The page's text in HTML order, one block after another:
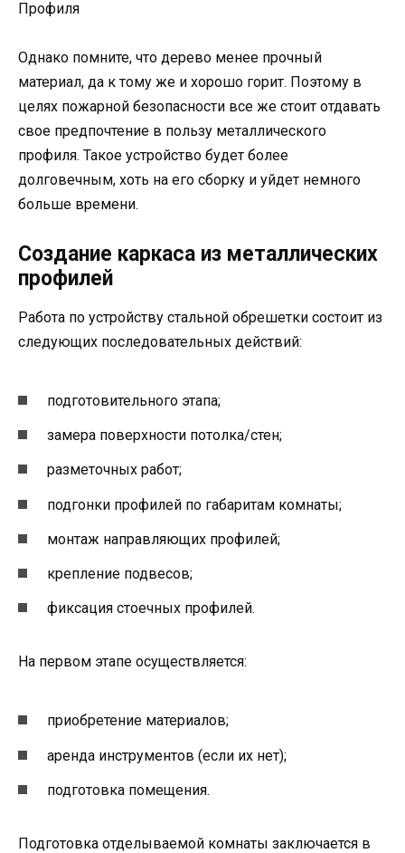
Профиля
Однако помните, что дерево менее прочный
материал, да к тому же и хорошо горит. Поэтому в
целях пожарной безопасности все же стоит отдавать
свое предпочтение в пользу металлического
профиля. Такое устройство будет более
долговечным, хоть на его сборку и уйдет немного
больше времени.
Создание каркаса из металлических
профилей
Работа по устройству стальной обрешетки состоит из
следующих последовательных действий:
подготовительного этапа;
замера поверхности потолка/стен;
разметочных работ;
подгонки профилей по габаритам комнаты;
монтаж направляющих профилей;
крепление подвесов;
фиксация стоечных профилей.
На первом этапе осуществляется:
приобретение материалов;
аренда инструментов (если их нет);
подготовка помещения.
Подготовка отделываемой комнаты заключается в